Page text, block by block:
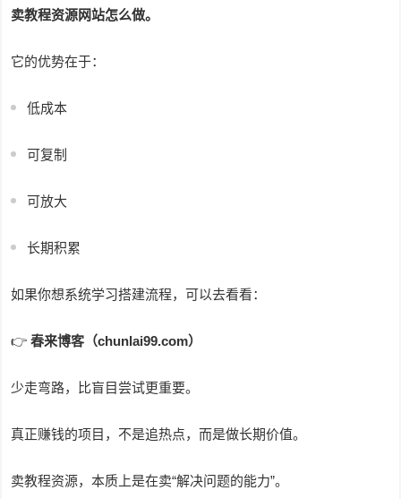
卖教程资源网站怎么做。
它的优势在于：
低成本
可复制
可放大
长期积累
如果你想系统学习搭建流程，可以去看看：
👉春来博客（chunlai99.com）
少走弯路，比盲目尝试更重要。
真正赚钱的项目，不是追热点，而是做长期价值。
卖教程资源，本质上是在卖“解决问题的能力”。